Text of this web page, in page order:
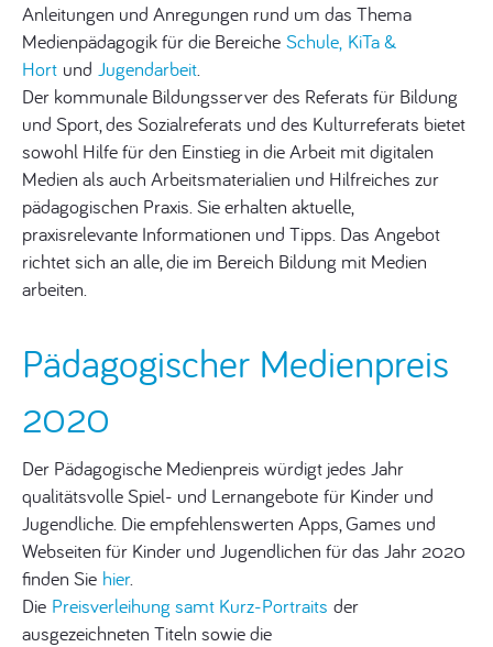
Anleitungen und Anregungen rund um das Thema
Medienpädagogik für die Bereiche Schule, KiTa &
Hort und Jugendarbeit.
Der kommunale Bildungsserver des Referats für Bildung
und Sport, des Sozialreferats und des Kulturreferats bietet
sowohl Hilfe für den Einstieg in die Arbeit mit digitalen
Medien als auch Arbeitsmaterialien und Hilfreiches zur
pädagogischen Praxis. Sie erhalten aktuelle,
praxisrelevante Informationen und Tipps. Das Angebot
richtet sich an alle, die im Bereich Bildung mit Medien
arbeiten.
Pädagogischer Medienpreis
2020
Der Pädagogische Medienpreis würdigt jedes Jahr
qualitätsvolle Spiel- und Lernangebote für Kinder und
Jugendliche. Die empfehlenswerten Apps, Games und
Webseiten für Kinder und Jugendlichen für das Jahr 2020
finden Sie hier.
Die Preisverleihung samt Kurz-Portraits der
ausgezeichneten Titeln sowie die